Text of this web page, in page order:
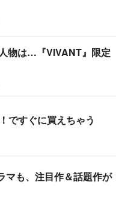
物は…『VIVANT』限定
ですぐに買えちゃう
マも、注目作＆話題作が